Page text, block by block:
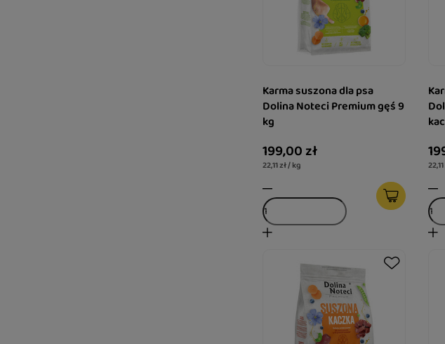
Karma suszona dla psa
Dolina Noteci Premium gęś 9
kg
199,00 zł
22,11 zł / kg